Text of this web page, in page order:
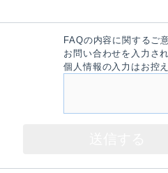
FAQの内容に関するご
お問い合わせを入力さ
個人情報の入力はお控